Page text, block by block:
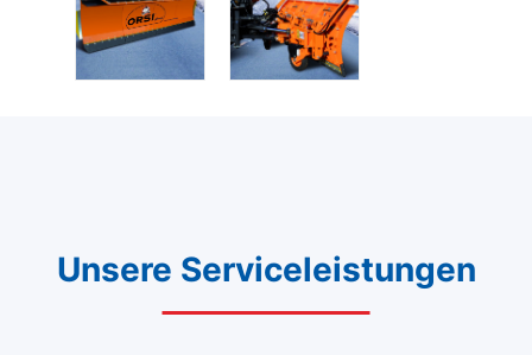
Unsere Serviceleistungen